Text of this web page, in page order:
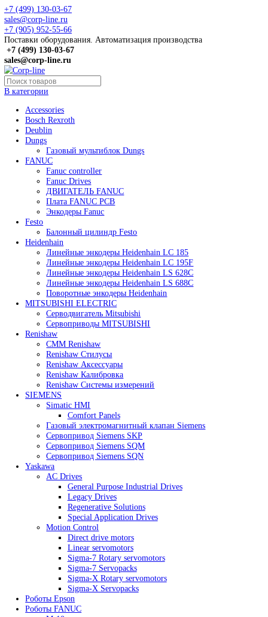
+7 (499) 130-03-67
sales@corp-line.ru
+7 (905) 952-55-66
Поставки оборудования. Автоматизация производства
+7 (499)130-03-67
sales@corp-line.ru
Accessories
Bosch Rexroth
Deublin
Dungs
Газовый мультиблок Dungs
FANUC
Fanuc controller
Fanuc Drives
ДВИГАТЕЛЬ FANUC
Плата FANUC PCB
Энкодеры Fanuc
Festo
Балонный цилиндр Festo
Heidenhain
Линейные энкодеры Heidenhain LC 185
Линейные энкодеры Heidenhain LC 195F
Линейные энкодеры Heidenhain LS 628C
Линейные энкодеры Heidenhain LS 688C
Поворотные энкодеры Heidenhain
MITSUBISHI ELECTRIC
Серводвигатель Mitsubishi
Сервоприводы MITSUBISHI
Renishaw
CMM Renishaw
Renishaw Cтилусы
Renishaw Аксессуары
Renishaw Калибровка
Renishaw Системы измерений
SIEMENS
Simatic HMI
Газовый электромагнитный клапан Siemens
Сервопривод Siemens SKP
Сервопривод Siemens SQM
Сервопривод Siemens SQN
Yaskawa
AC Drives
General Purpose Industrial Drives
Legacy Drives
Regenerative Solutions
Special Application Drives
Motion Control
Direct drive motors